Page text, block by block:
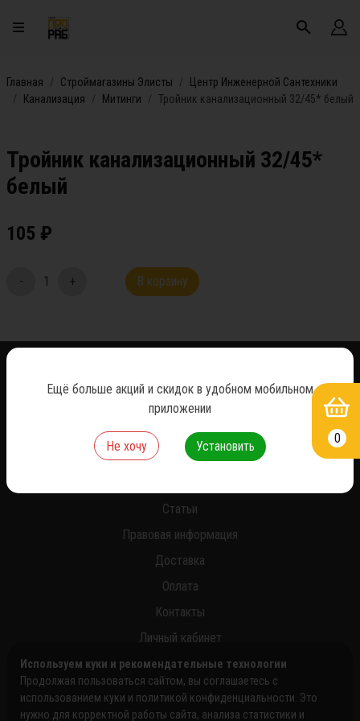
Главная Строймагазины Элисты
Центр Инженерной Сантехники
Канализация
Митинги Тройник канализационный 32/45* белый
Тройник канализационный 32/45*
белый
105 ₽
- 1 + В корзину
*
О нас
Статьи
Правовая информация
Доставка
Оплата
Контакты
Личный кабинет
0
Используем куки и рекомендательные технологии
Продолжая пользоваться сайтом, вы соглашаетесь с
использованием куки и политикой конфиденциальности. Это
нужно для корректной работы сайта, анализа статистики и
Ещё больше акций и скидок в удобном мобильном
приложении
Не хочу Установить